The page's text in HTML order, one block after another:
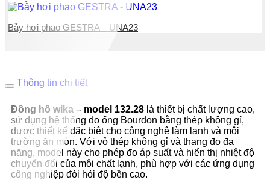
Bẫy hơi phao GESTRA – UNA23
Thông tin chi tiết
Đồng hồ wika – model 132.28 là thiết bị chất lượng cao,
sử dụng hệ thống đo ống Bourdon bằng thép không gỉ,
được thiết kế đặc biệt cho công nghệ làm lạnh và môi
trường ăn mòn. Với vỏ thép không gỉ và thang đo đa
năng, model này cho phép đo áp suất và hiển thị nhiệt độ
chuyển đổi của môi chất lạnh, phù hợp với các ứng dụng
công nghiệp đòi hỏi độ bền cao.